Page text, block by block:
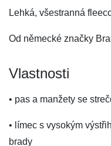
Lehká, všestranná
Od německé značky
Vlastnosti
• pas a manžety se
• límec s vysokým
brady